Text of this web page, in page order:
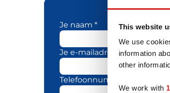
This website
We use
information
other
We work with
Je naam *
Je e-mailadres *
Telefoonnummer